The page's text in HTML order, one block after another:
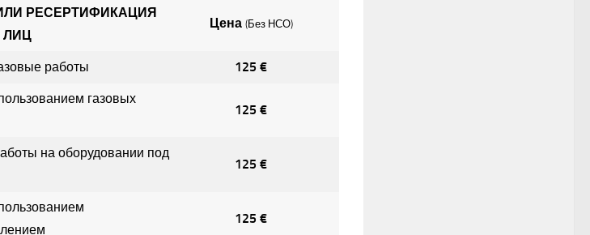
РЕСЕРТИФИКАЦИЯ
ЛИЦ
Цена (Без НСО)
работы 125 €
газовых
125 €
на оборудовании под
125 €
125 €